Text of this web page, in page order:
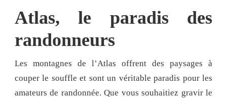
Atlas, le paradis des
randonneurs
Les montagnes de l’Atlas offrent des paysages à
couper le souffle et sont un véritable paradis pour les
amateurs de randonnée. Que vous souhaitiez gravir le